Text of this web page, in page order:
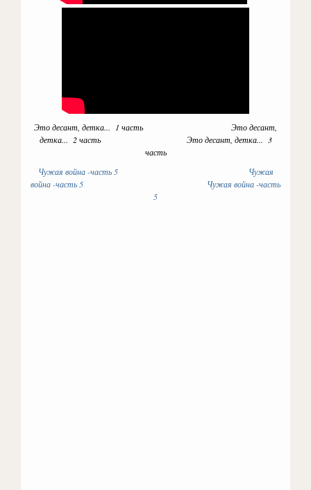
Это десант, детка... 1 часть Это десант,
детка... 2 часть Это десант, детка... 3
часть
Чужая война -часть 5
Чужая
война -часть 5
Чужая война -часть
5